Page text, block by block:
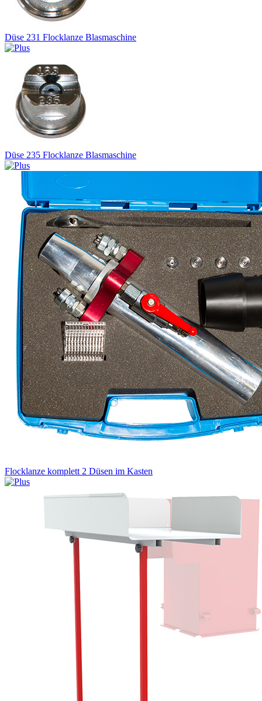
Düse 231 Flocklanze Blasmaschine
Düse 235 Flocklanze Blasmaschine
Flocklanze komplett 2 Düsen im Kasten